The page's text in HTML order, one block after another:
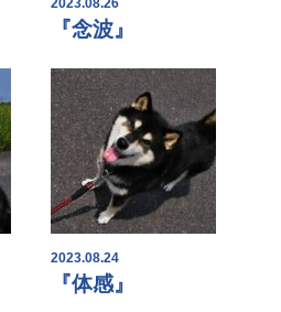
2023.08.26
『念波』
2023.08.24
『体感』